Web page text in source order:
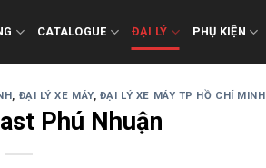
CATALOGUE ĐẠI LÝ PHỤ KIỆN
, ĐẠI LÝ XE MÁY, ĐẠI LÝ XE MÁY TP HỒ CHÍ MINH
Phú Nhuận